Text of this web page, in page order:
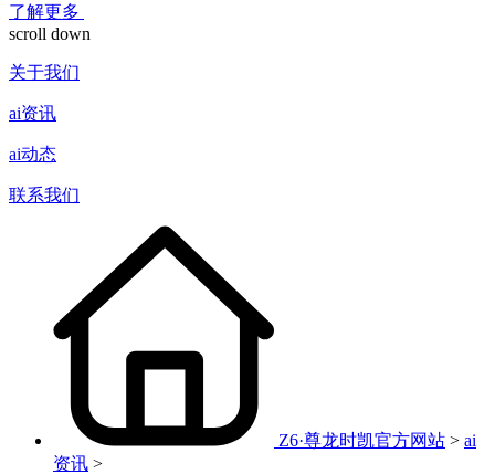
了解更多
scroll down
关于我们
ai资讯
ai动态
联系我们
Z6·尊龙时凯官方网站 > ai
资讯 >